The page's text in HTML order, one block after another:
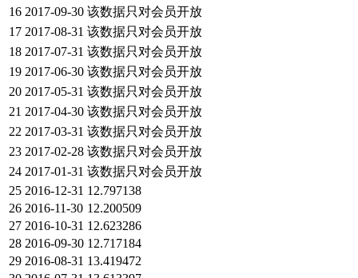
16 2017-09-30 该数据只对会员开放
17 2017-08-31 该数据只对会员开放
18 2017-07-31 该数据只对会员开放
19 2017-06-30 该数据只对会员开放
20 2017-05-31 该数据只对会员开放
21 2017-04-30 该数据只对会员开放
22 2017-03-31 该数据只对会员开放
23 2017-02-28 该数据只对会员开放
24 2017-01-31 该数据只对会员开放
25 2016-12-31 12.797138
26 2016-11-30 12.200509
27 2016-10-31 12.623286
28 2016-09-30 12.717184
29 2016-08-31 13.419472